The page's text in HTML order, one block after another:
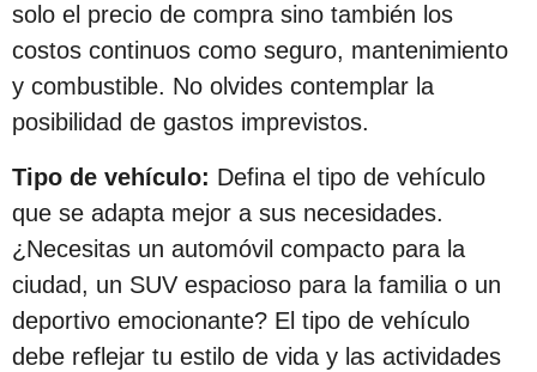
u
b
l
i
c
i
ó
n
solo el precio de compra sino también los
costos continuos como seguro, mantenimiento
y combustible. No olvides contemplar la
posibilidad de gastos imprevistos.
Tipo de vehículo: Defina el tipo de vehículo
que se adapta mejor a sus necesidades.
¿Necesitas un automóvil compacto para la
ciudad, un SUV espacioso para la familia o un
deportivo emocionante? El tipo de vehículo
debe reflejar tu estilo de vida y las actividades